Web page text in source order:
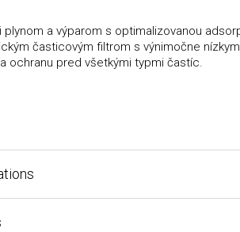
a výparom s optimalizovanou
časticovým filtrom s výnimočne nízkym
pred všetkými typmi častíc.